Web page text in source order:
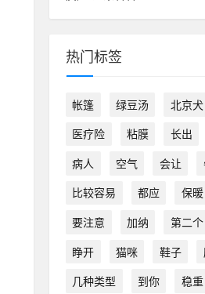
热门标签
帐篷 绿豆汤 北京犬
医疗险
粘膜 长出
病人
空气 会让
比较容易
都应 保暖
要注意
加纳 第二个
睁开
猫咪 鞋子
几种类型
到你 稳重